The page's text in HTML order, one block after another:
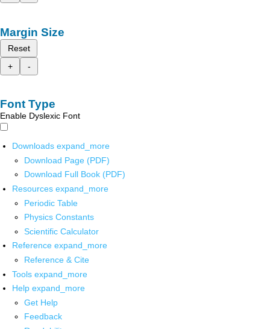
Margin Size
Reset
+
-
Font Type
Enable Dyslexic Font
Downloads expand_more
Download Page (PDF)
Download Full Book (PDF)
Resources expand_more
Periodic Table
Physics Constants
Scientific Calculator
Reference expand_more
Reference & Cite
Tools expand_more
Help expand_more
Get Help
Feedback